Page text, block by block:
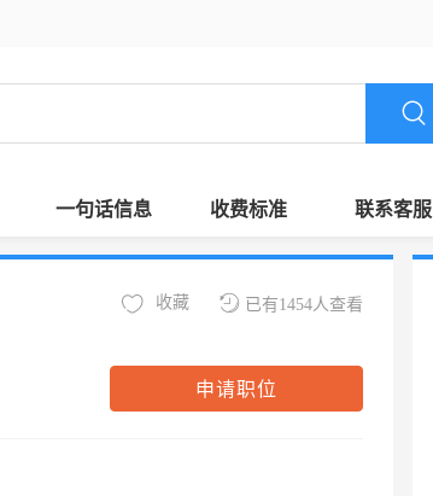
一句话信息 收费标准 联系客服
已有1454人查看
收藏
申请职位